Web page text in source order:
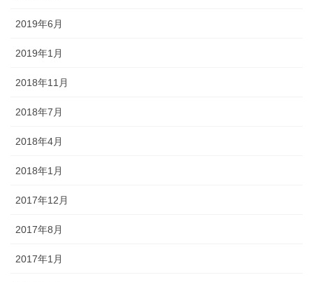
2019年6月
2019年1月
2018年11月
2018年7月
2018年4月
2018年1月
2017年12月
2017年8月
2017年1月